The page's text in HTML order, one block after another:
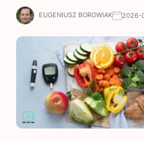
EUGENIUSZ BOROWIAK 2026-